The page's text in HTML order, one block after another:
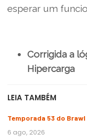
esperar um
Corrigida a
Hipercarga
LEIA TAMBÉM
Temporada 53 do
6 ago, 2026